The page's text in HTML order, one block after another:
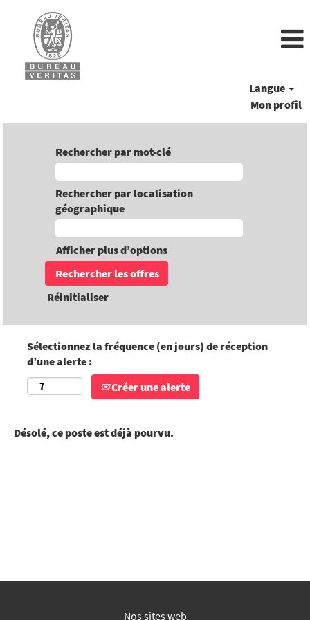
Langue
Mon profil
Rechercher par mot-clé
Rechercher par localisation
géographique
Afficher plus d’options
Réinitialiser
Sélectionnez la fréquence (en jours) de réception
d’une alerte :
Créer une alerte
Désolé, ce poste est déjà pourvu.
Nos sites web